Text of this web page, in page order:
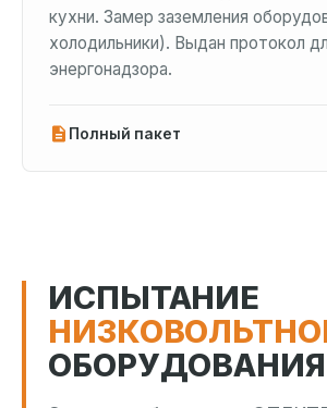
кухни. Замер заземления
холодильники). Выдан протокол
энергонадзора.
Полный пакет
ИСПЫТАНИЕ
ОБОРУДОВАНИЯ